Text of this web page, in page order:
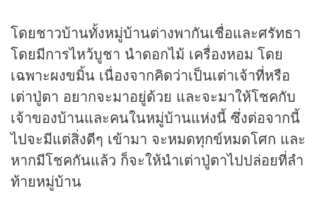
โดยชาวบ้านทั้งหมู่บ้านต่างพากันเชื่อและศรัทธา
โดยมีการไหว้บูชา นำดอกไม้ เครื่องหอม โดย
เฉพาะผงขมิ้น เนื่องจากคิดว่าเป็นเต่าเจ้าที่หรือ
เต่าปู่ตา อยากจะมาอยู่ด้วย และจะมาให้โชคกับ
เจ้าของบ้านและคนในหมู่บ้านแห่งนี้ ซึ่งต่อจากนี้
ไปจะมีแต่สิ่งดีๆ เข้ามา จะหมดทุกข์หมดโศก และ
หากมีโชคกันแล้ว ก็จะให้นำเต่าปู่ตาไปปล่อยที่ลำ
ท้ายหมู่บ้าน